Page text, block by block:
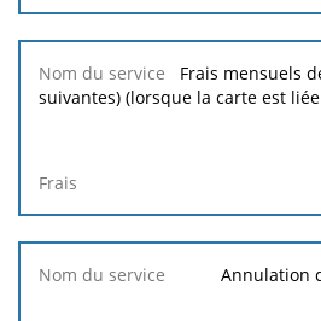
Frais mensuels
suivantes) (lorsque la carte est
Annulation